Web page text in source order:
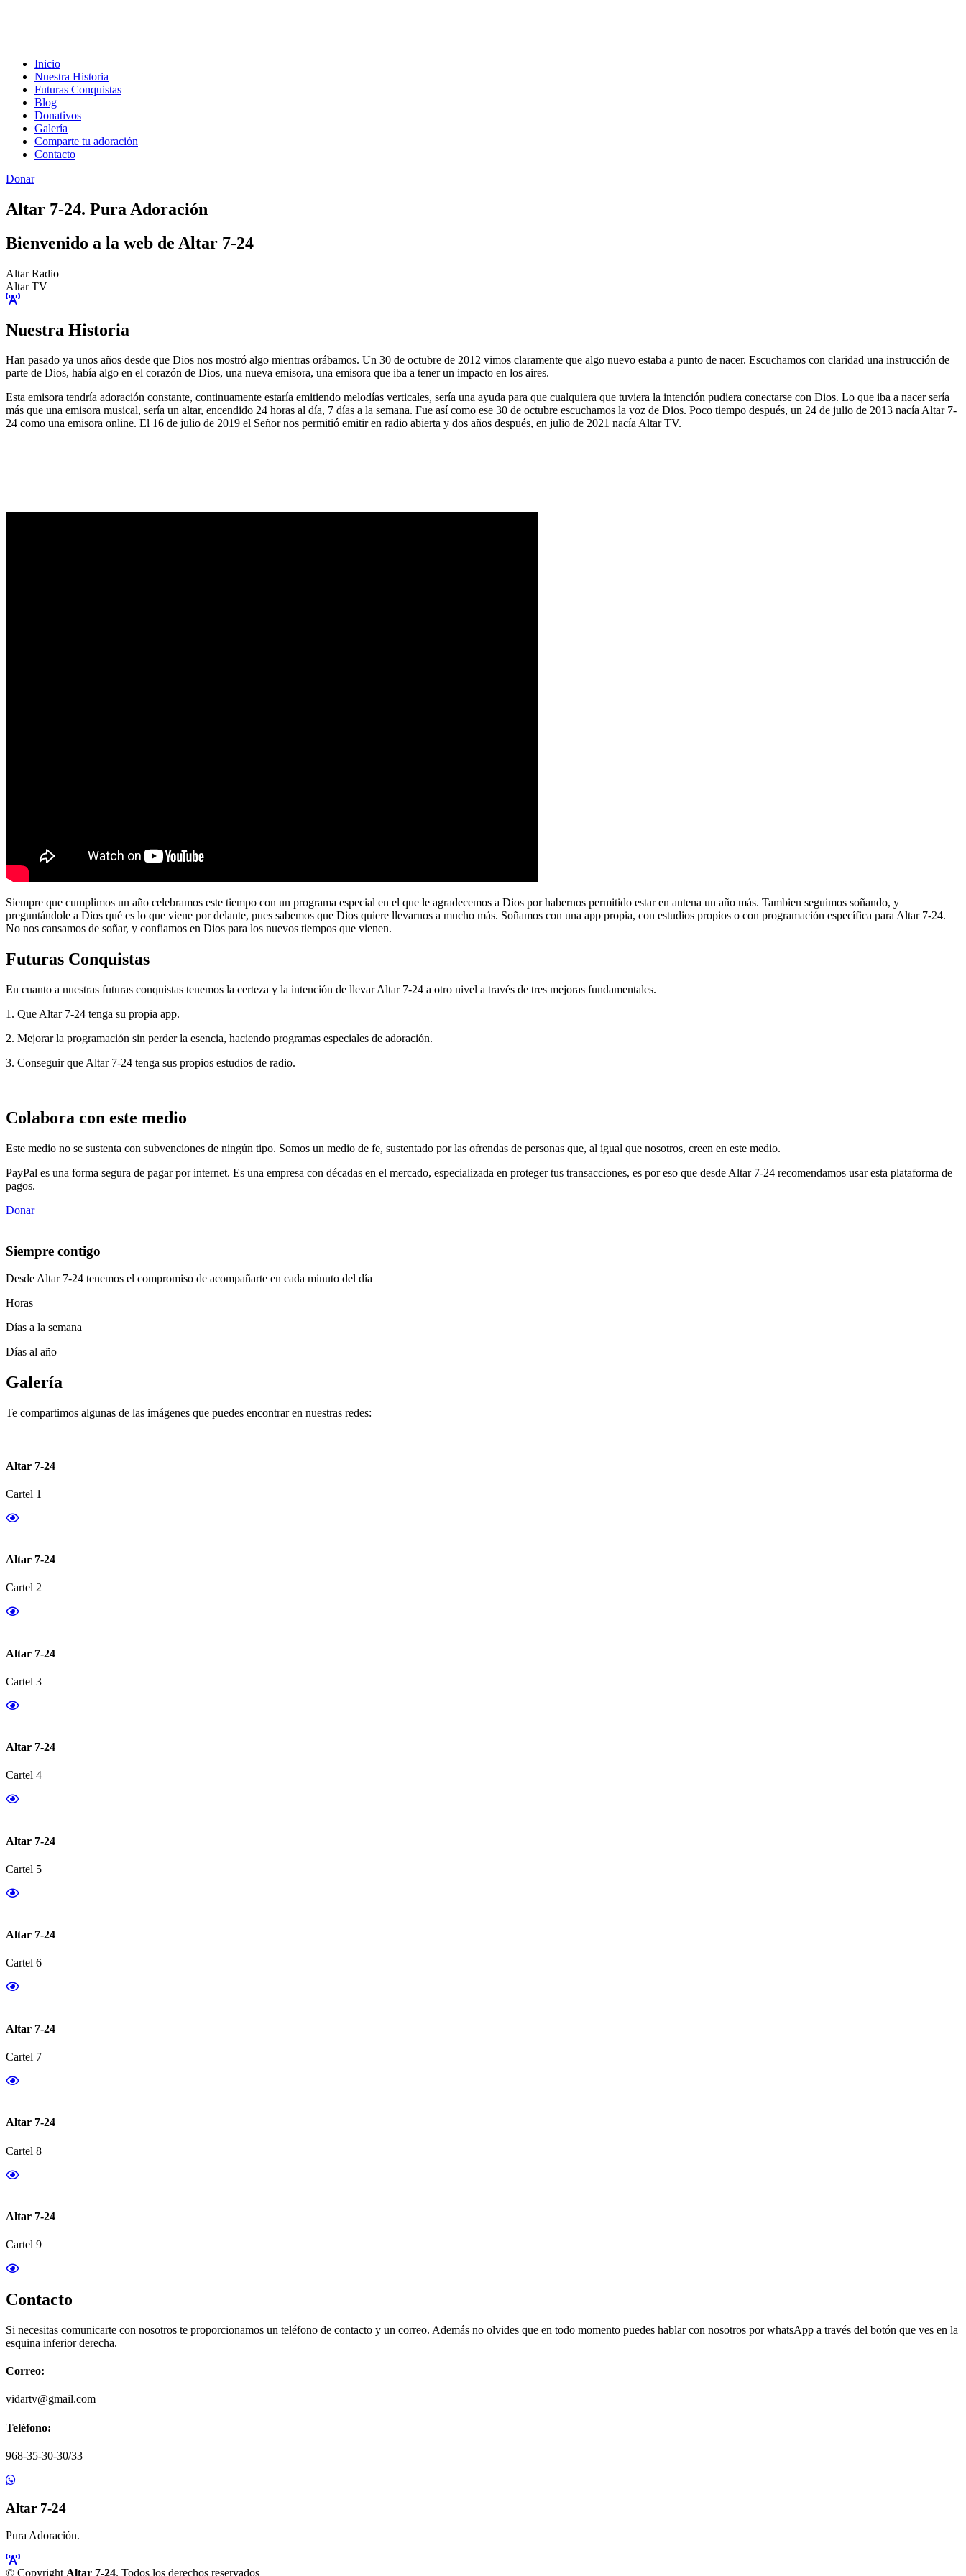
Inicio
Nuestra Historia
Futuras Conquistas
Blog
Donativos
Galería
Comparte tu adoración
Contacto
Donar
Altar 7-24. Pura Adoración
Bienvenido a la web de Altar 7-24
Altar Radio
Altar TV
Nuestra Historia
Han pasado ya unos años desde que Dios nos mostró algo mientras orábamos. Un 30 de octubre de 2012 vimos claramente que algo nuevo estaba a punto de nacer. Escuchamos con claridad una instrucción de
parte de Dios, había algo en el corazón de Dios, una nueva emisora, una emisora que iba a tener un impacto en los aires.
Esta emisora tendría adoración constante, continuamente estaría emitiendo melodías verticales, sería una ayuda para que cualquiera que tuviera la intención pudiera conectarse con Dios. Lo que iba a nacer sería
más que una emisora musical, sería un altar, encendido 24 horas al día, 7 días a la semana. Fue así como ese 30 de octubre escuchamos la voz de Dios. Poco tiempo después, un 24 de julio de 2013 nacía Altar 7-
24 como una emisora online. El 16 de julio de 2019 el Señor nos permitió emitir en radio abierta y dos años después, en julio de 2021 nacía Altar TV.
Siempre que cumplimos un año celebramos este tiempo con un programa especial en el que le agradecemos a Dios por habernos permitido estar en antena un año más. Tambien seguimos soñando, y
preguntándole a Dios qué es lo que viene por delante, pues sabemos que Dios quiere llevarnos a mucho más. Soñamos con una app propia, con estudios propios o con programación específica para Altar 7-24.
No nos cansamos de soñar, y confiamos en Dios para los nuevos tiempos que vienen.
Futuras Conquistas
En cuanto a nuestras futuras conquistas tenemos la certeza y la intención de llevar Altar 7-24 a otro nivel a través de tres mejoras fundamentales.
1. Que Altar 7-24 tenga su propia app.
2. Mejorar la programación sin perder la esencia, haciendo programas especiales de adoración.
3. Conseguir que Altar 7-24 tenga sus propios estudios de radio.
Colabora con este medio
Este medio no se sustenta con subvenciones de ningún tipo. Somos un medio de fe, sustentado por las ofrendas de personas que, al igual que nosotros, creen en este medio.
PayPal es una forma segura de pagar por internet. Es una empresa con décadas en el mercado, especializada en proteger tus transacciones, es por eso que desde Altar 7-24 recomendamos usar esta plataforma de
pagos.
Donar
Siempre contigo
Desde Altar 7-24 tenemos el compromiso de acompañarte en cada minuto del día
Horas
Días a la semana
Días al año
Galería
Te compartimos algunas de las imágenes que puedes encontrar en nuestras redes:
Altar 7-24
Cartel 1
Altar 7-24
Cartel 2
Altar 7-24
Cartel 3
Altar 7-24
Cartel 4
Altar 7-24
Cartel 5
Altar 7-24
Cartel 6
Altar 7-24
Cartel 7
Altar 7-24
Cartel 8
Altar 7-24
Cartel 9
Contacto
Si necesitas comunicarte con nosotros te proporcionamos un teléfono de contacto y un correo. Además no olvides que en todo momento puedes hablar con nosotros por whatsApp a través del botón que ves en la
esquina inferior derecha.
Correo:
vidartv@gmail.com
Teléfono:
968-35-30-30/33
Altar 7-24
Pura Adoración.
© Copyright Altar 7-24. Todos los derechos reservados